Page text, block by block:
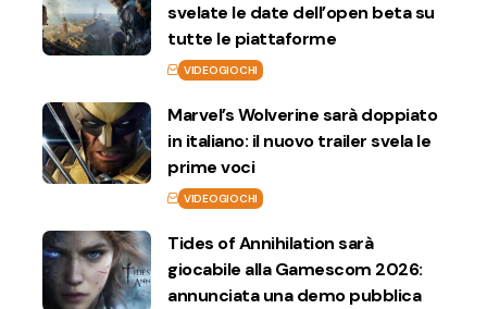
svelate le date dell’open beta su
tutte le piattaforme
VIDEOGIOCHI
Marvel’s Wolverine sarà doppiato
in italiano: il nuovo trailer svela le
prime voci
VIDEOGIOCHI
Tides of Annihilation sarà
giocabile alla Gamescom 2026:
annunciata una demo pubblica